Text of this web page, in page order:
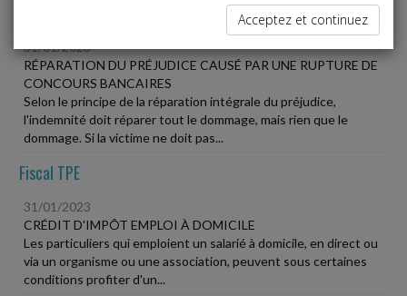
31/01/2023
RÉPARATION DU PRÉJUDICE CAUSÉ PAR UNE RUPTURE DE
CONCOURS BANCAIRES
Selon le principe de la réparation intégrale du préjudice,
l'indemnité doit réparer tout le dommage, mais rien que le
dommage. Si la victime ne doit pas...
Fiscal TPE
31/01/2023
CRÉDIT D'IMPÔT EMPLOI À DOMICILE
Les particuliers qui emploient un salarié à domicile, en direct ou
via un organisme ou une association, peuvent sous certaines
conditions profiter d'un...
Acceptez et continuez